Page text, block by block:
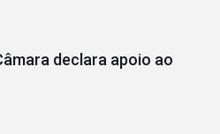
declara apoio ao